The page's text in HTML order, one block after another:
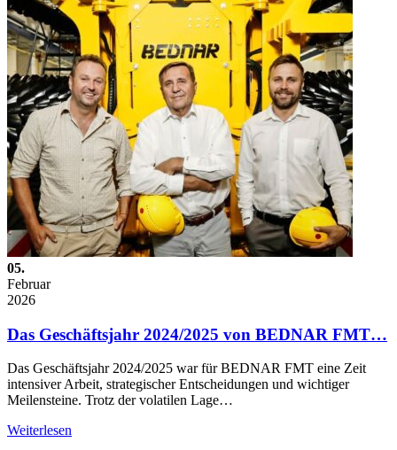
05.
Februar
2026
Das Geschäftsjahr 2024/2025 von BEDNAR FMT…
Das Geschäftsjahr 2024/2025 war für BEDNAR FMT eine Zeit
intensiver Arbeit, strategischer Entscheidungen und wichtiger
Meilensteine. Trotz der volatilen Lage…
Weiterlesen